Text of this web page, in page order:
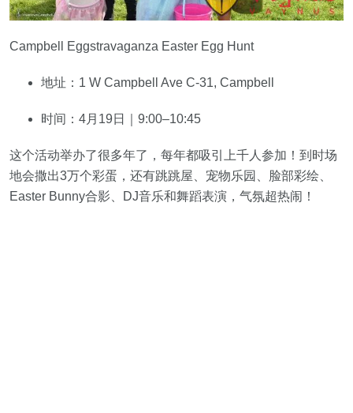
Campbell Eggstravaganza Easter Egg Hunt
地址：1 W Campbell Ave C-31, Campbell
时间：4月19日｜9:00–10:45
这个活动举办了很多年了，每年都吸引上千人参加！到时场
地会撒出3万个彩蛋，还有跳跳屋、宠物乐园、脸部彩绘、
Easter Bunny合影、DJ音乐和舞蹈表演，气氛超热闹！